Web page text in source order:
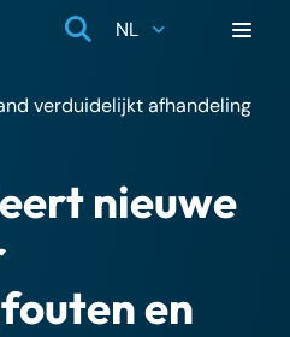
NL
verduidelijkt afhandeling
nieuwe
en